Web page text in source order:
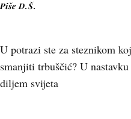
Piše D.Š.
U potrazi ste za steznikom
smanjiti trbuščić? U
diljem svijeta